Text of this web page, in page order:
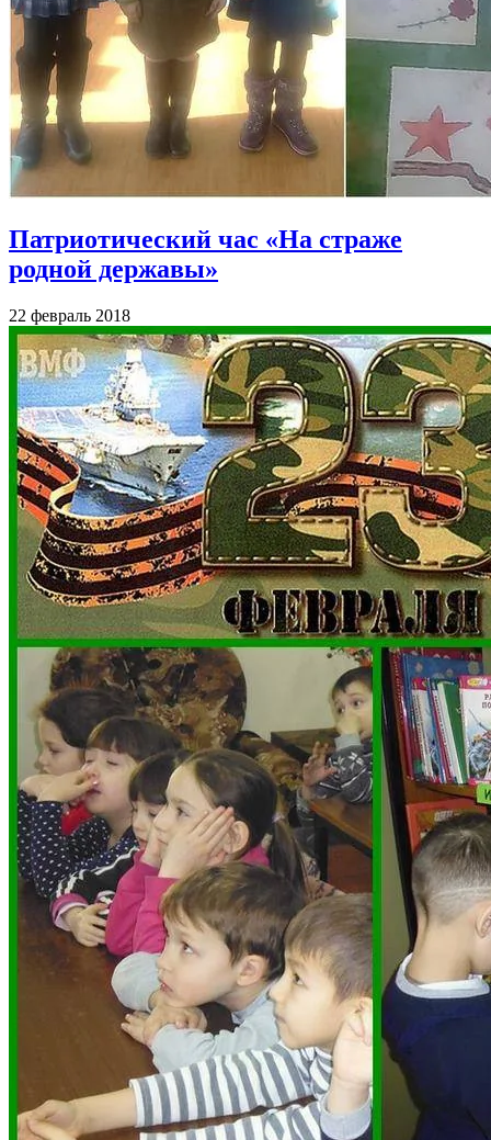
Патриотический час «На страже
родной державы»
22 февраль 2018